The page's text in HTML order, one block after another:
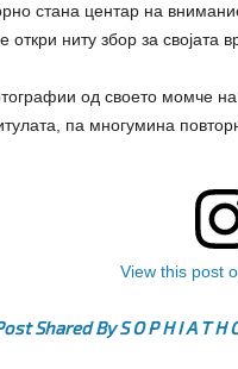
стана центар на
откри ниту збор за својата
од своето момче
па многумина
View this post
Shared By S O P H I A T